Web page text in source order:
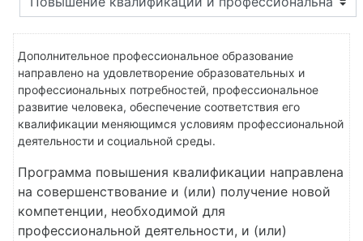
Дополнительное профессиональное образование
направлено на удовлетворение образовательных и
профессиональных потребностей, профессиональное
развитие человека, обеспечение соответствия его
квалификации меняющимся условиям профессиональной
деятельности и социальной среды.
Программа повышения квалификации направлена
на совершенствование и (или) получение новой
компетенции, необходимой для
профессиональной деятельности, и (или)